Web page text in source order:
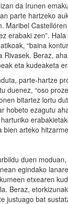
da Irunen
parte hartzeko
Maribel
erabaki zen”.
“baina
Rivasek. Beraz,
eta kudeaketa
parte-hartze
duenez, “oso
bitartez lortu
hobeto ezagutu
arteko
duen
egindako
etxearen
Beraz,
justuago bat